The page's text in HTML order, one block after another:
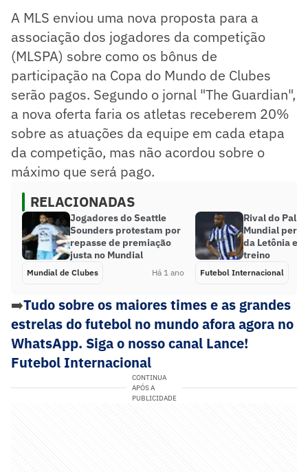
A MLS enviou uma nova proposta para a
associação dos jogadores da competição
(MLSPA) sobre como os bônus de
participação na Copa do Mundo de Clubes
serão pagos. Segundo o jornal "The Guardian",
a nova oferta faria os atletas receberem 20%
sobre as atuações da equipe em cada etapa
da competição, mas não acordou sobre o
máximo que será pago.
RELACIONADAS
Jogadores do Seattle
Sounders protestam por
repasse de premiação
justa no Mundial
Mundial de Clubes Há 1 ano
Rival do
Mundial
da Letônia
treino
Futebol Internacional
➡️Tudo sobre os maiores times e as grandes
estrelas do futebol no mundo afora agora no
WhatsApp. Siga o nosso canal Lance!
Futebol Internacional
CONTINUA
APÓS A
PUBLICIDADE